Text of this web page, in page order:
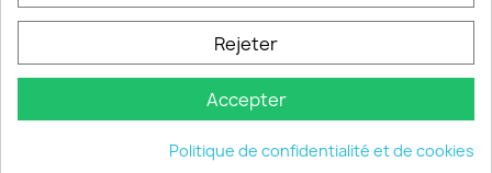
keyboard_arrow_down
Rejeter
Accepter
Politique de confidentialité et de cookies